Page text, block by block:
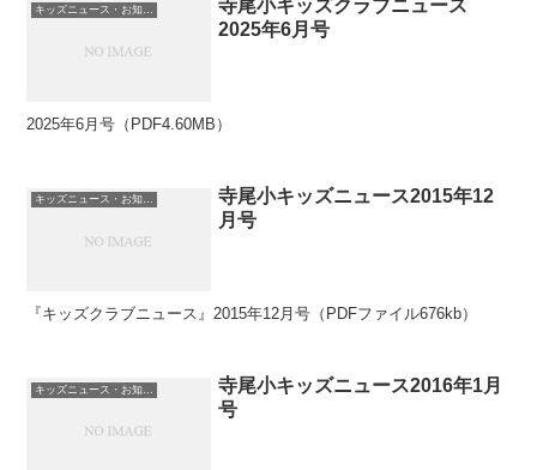
寺尾小キッズクラブニュース
2025年6月号
2025年6月号（PDF4.60MB）
キッズニュース・お知らせ
寺尾小キッズニュース2015年12
月号
『キッズクラブニュース』2015年12月号（PDFファイル676kb）
寺尾小キッズニュース2016年1月
号